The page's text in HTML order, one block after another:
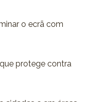
o ecrã com
protege contra